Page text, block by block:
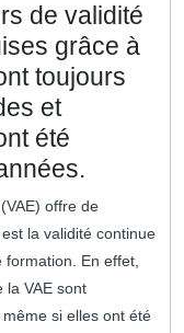
de validité
grâce à
toujours
et
été
offre de
la validité continue
En effet,
la VAE sont
si elles ont été